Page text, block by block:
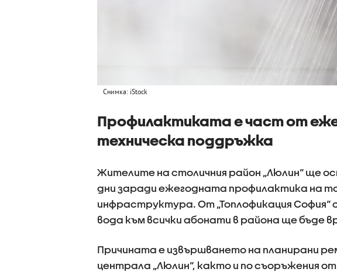
Снимка: iStock
Профилактиката е част от
техническа поддръжка
Жителите на столичния район „Люлин“ ще
дни заради ежегодната профилактика на
инфраструктура. От „Топлофикация
вода към всички абонати в района ще бъде
Причината е извършването на планирани
централа „Люлин“, както и по съоръжения